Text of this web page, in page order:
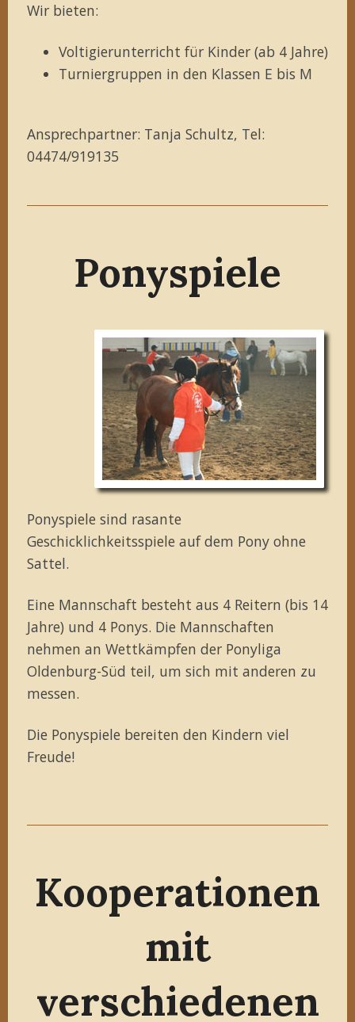
Wir bieten:
Voltigierunterricht für Kinder (ab 4 Jahre)
Turniergruppen in den Klassen E bis M
Ansprechpartner: Tanja Schultz, Tel:
04474/919135
Ponyspiele
Ponyspiele sind rasante
Geschicklichkeitsspiele auf dem Pony ohne
Sattel.
Eine Mannschaft besteht aus 4 Reitern (bis 14
Jahre) und 4 Ponys. Die Mannschaften
nehmen an Wettkämpfen der Ponyliga
Oldenburg-Süd teil, um sich mit anderen zu
messen.
Die Ponyspiele bereiten den Kindern viel
Freude!
Kooperationen
mit
verschiedenen